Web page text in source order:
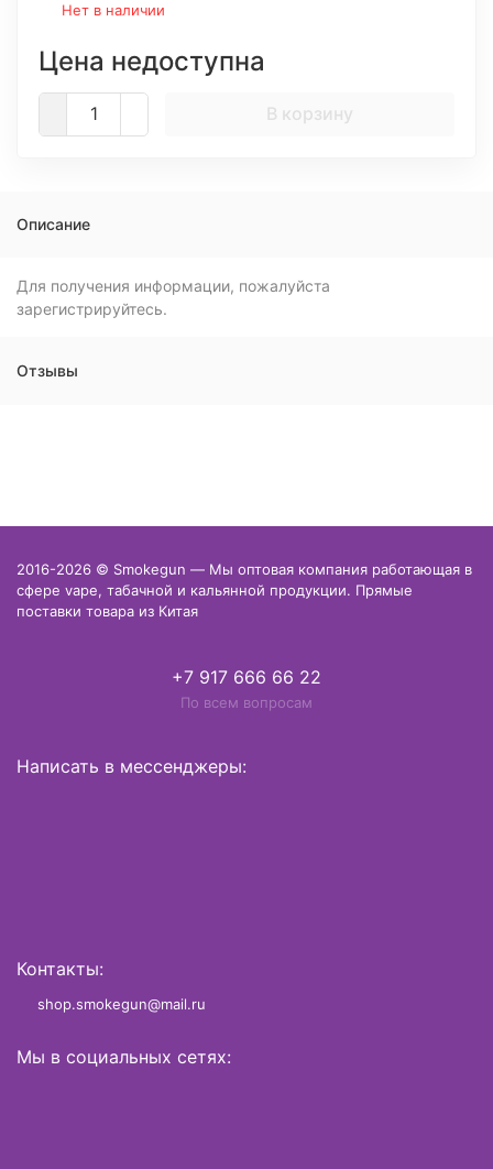
Нет в наличии
Цена недоступна
В корзину
Описание
Для получения информации, пожалуйста
зарегистрируйтесь.
Отзывы
2016-2026 © Smokegun — Мы оптовая компания работающая в
сфере vape, табачной и кальянной продукции. Прямые
поставки товара из Китая
+7 917 666 66 22
По всем вопросам
Написать в мессенджеры:
Контакты:
shop.smokegun@mail.ru
Мы в социальных сетях: